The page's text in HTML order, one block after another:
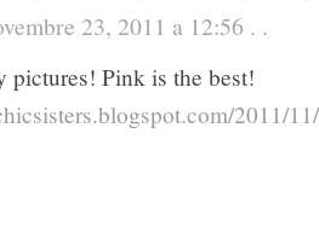
23, 2011 a 12:56 . .
pictures! Pink is the best!
2011/